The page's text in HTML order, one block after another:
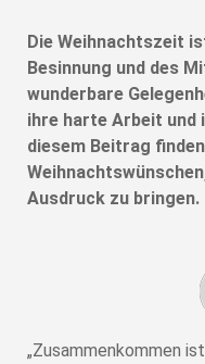
Die Weihnachtszeit
Besinnung und des
wunderbare
ihre harte Arbeit und
diesem Beitrag
Ausdruck zu bringen.
„Zusammenkommen